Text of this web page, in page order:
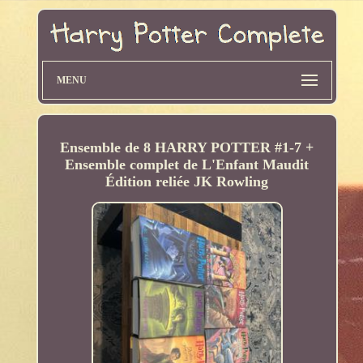
MENU
Ensemble de 8 HARRY POTTER #1-7 +
Ensemble complet de L'Enfant Maudit
Édition reliée JK Rowling